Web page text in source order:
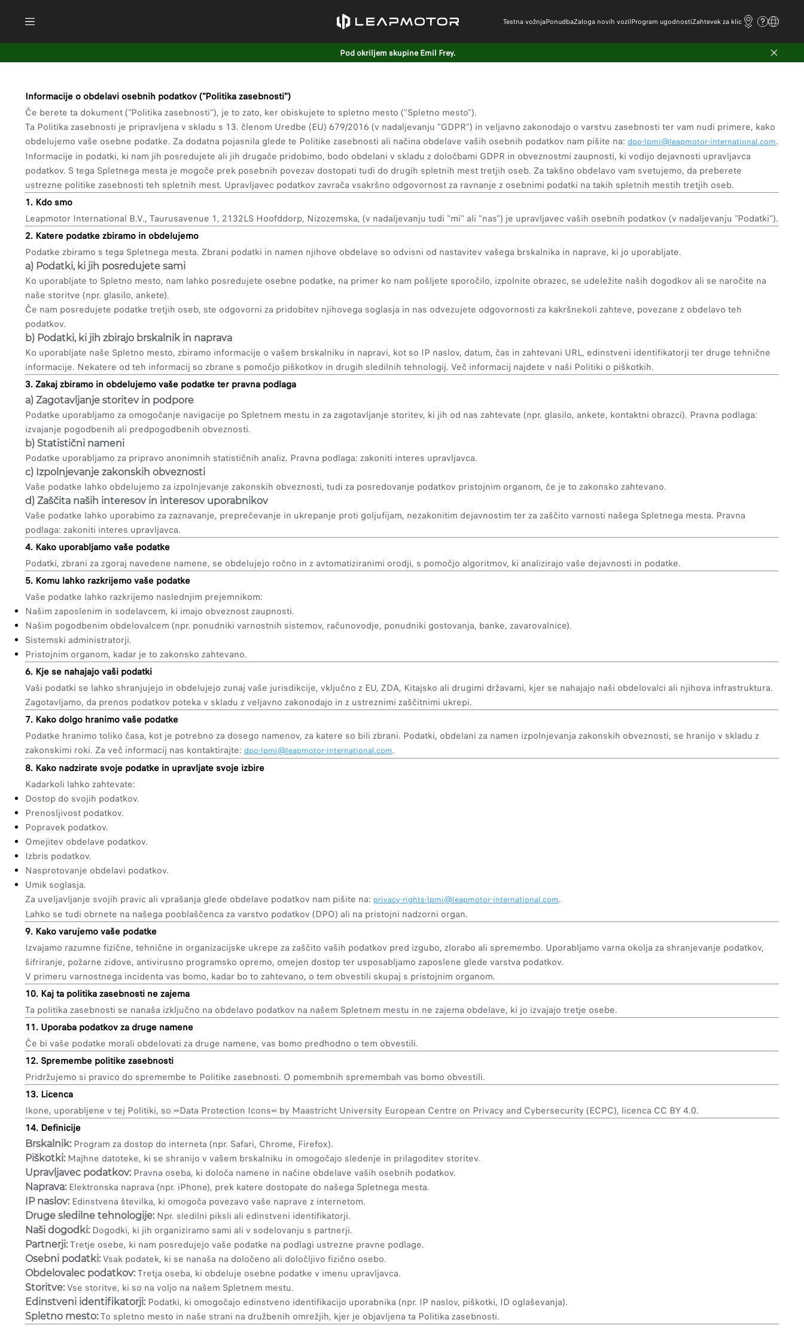
Testna vožnjaPonudbaZaloga novih vozilProgram ugodnostiZahtevek za klic
Pod okriljem skupine Emil Frey.
Informacije o obdelavi osebnih podatkov ("Politika zasebnosti")
Če berete ta dokument ("Politika zasebnosti"), je to zato, ker obiskujete to spletno mesto ("Spletno mesto").
Ta Politika zasebnosti je pripravljena v skladu s 13. členom Uredbe (EU) 679/2016 (v nadaljevanju "GDPR") in veljavno zakonodajo o varstvu zasebnosti ter vam nudi primere, kako
obdelujemo vaše osebne podatke. Za dodatna pojasnila glede te Politike zasebnosti ali načina obdelave vaših osebnih podatkov nam pišite na: dpo-lpmi@leapmotor-international.com.
Informacije in podatki, ki nam jih posredujete ali jih drugače pridobimo, bodo obdelani v skladu z določbami GDPR in obveznostmi zaupnosti, ki vodijo dejavnosti upravljavca
podatkov. S tega Spletnega mesta je mogoče prek posebnih povezav dostopati tudi do drugih spletnih mest tretjih oseb. Za takšno obdelavo vam svetujemo, da preberete
ustrezne politike zasebnosti teh spletnih mest. Upravljavec podatkov zavrača vsakršno odgovornost za ravnanje z osebnimi podatki na takih spletnih mestih tretjih oseb.
1. Kdo smo
Leapmotor International B.V., Taurusavenue 1, 2132LS Hoofddorp, Nizozemska, (v nadaljevanju tudi "mi" ali "nas") je upravljavec vaših osebnih podatkov (v nadaljevanju "Podatki").
2. Katere podatke zbiramo in obdelujemo
Podatke zbiramo s tega Spletnega mesta. Zbrani podatki in namen njihove obdelave so odvisni od nastavitev vašega brskalnika in naprave, ki jo uporabljate.
a) Podatki, ki jih posredujete sami
Ko uporabljate to Spletno mesto, nam lahko posredujete osebne podatke, na primer ko nam pošljete sporočilo, izpolnite obrazec, se udeležite naših dogodkov ali se naročite na
naše storitve (npr. glasilo, ankete).
Če nam posredujete podatke tretjih oseb, ste odgovorni za pridobitev njihovega soglasja in nas odvezujete odgovornosti za kakršnekoli zahteve, povezane z obdelavo teh
podatkov.
b) Podatki, ki jih zbirajo brskalnik in naprava
Ko uporabljate naše Spletno mesto, zbiramo informacije o vašem brskalniku in napravi, kot so IP naslov, datum, čas in zahtevani URL, edinstveni identifikatorji ter druge tehnične
informacije. Nekatere od teh informacij so zbrane s pomočjo piškotkov in drugih sledilnih tehnologij. Več informacij najdete v naši Politiki o piškotkih.
3. Zakaj zbiramo in obdelujemo vaše podatke ter pravna podlaga
a) Zagotavljanje storitev in podpore
Podatke uporabljamo za omogočanje navigacije po Spletnem mestu in za zagotavljanje storitev, ki jih od nas zahtevate (npr. glasilo, ankete, kontaktni obrazci). Pravna podlaga:
izvajanje pogodbenih ali predpogodbenih obveznosti.
b) Statistični nameni
Podatke uporabljamo za pripravo anonimnih statističnih analiz. Pravna podlaga: zakoniti interes upravljavca.
c) Izpolnjevanje zakonskih obveznosti
Vaše podatke lahko obdelujemo za izpolnjevanje zakonskih obveznosti, tudi za posredovanje podatkov pristojnim organom, če je to zakonsko zahtevano.
d) Zaščita naših interesov in interesov uporabnikov
Vaše podatke lahko uporabimo za zaznavanje, preprečevanje in ukrepanje proti goljufijam, nezakonitim dejavnostim ter za zaščito varnosti našega Spletnega mesta. Pravna
podlaga: zakoniti interes upravljavca.
4. Kako uporabljamo vaše podatke
Podatki, zbrani za zgoraj navedene namene, se obdelujejo ročno in z avtomatiziranimi orodji, s pomočjo algoritmov, ki analizirajo vaše dejavnosti in podatke.
5. Komu lahko razkrijemo vaše podatke
Vaše podatke lahko razkrijemo naslednjim prejemnikom:
Našim zaposlenim in sodelavcem, ki imajo obveznost zaupnosti.
Našim pogodbenim obdelovalcem (npr. ponudniki varnostnih sistemov, računovodje, ponudniki gostovanja, banke, zavarovalnice).
Sistemski administratorji.
Pristojnim organom, kadar je to zakonsko zahtevano.
6. Kje se nahajajo vaši podatki
Vaši podatki se lahko shranjujejo in obdelujejo zunaj vaše jurisdikcije, vključno z EU, ZDA, Kitajsko ali drugimi državami, kjer se nahajajo naši obdelovalci ali njihova infrastruktura.
Zagotavljamo, da prenos podatkov poteka v skladu z veljavno zakonodajo in z ustreznimi zaščitnimi ukrepi.
7. Kako dolgo hranimo vaše podatke
Podatke hranimo toliko časa, kot je potrebno za dosego namenov, za katere so bili zbrani. Podatki, obdelani za namen izpolnjevanja zakonskih obveznosti, se hranijo v skladu z
zakonskimi roki. Za več informacij nas kontaktirajte: dpo-lpmi@leapmotor-international.com.
8. Kako nadzirate svoje podatke in upravljate svoje izbire
Kadarkoli lahko zahtevate:
Dostop do svojih podatkov.
Prenosljivost podatkov.
Popravek podatkov.
Omejitev obdelave podatkov.
Izbris podatkov.
Nasprotovanje obdelavi podatkov.
Umik soglasja.
Za uveljavljanje svojih pravic ali vprašanja glede obdelave podatkov nam pišite na: privacy-rights-lpmi@leapmotor-international.com.
Lahko se tudi obrnete na našega pooblaščenca za varstvo podatkov (DPO) ali na pristojni nadzorni organ.
9. Kako varujemo vaše podatke
Izvajamo razumne fizične, tehnične in organizacijske ukrepe za zaščito vaših podatkov pred izgubo, zlorabo ali spremembo. Uporabljamo varna okolja za shranjevanje podatkov,
šifriranje, požarne zidove, antivirusno programsko opremo, omejen dostop ter usposabljamo zaposlene glede varstva podatkov.
V primeru varnostnega incidenta vas bomo, kadar bo to zahtevano, o tem obvestili skupaj s pristojnim organom.
10. Kaj ta politika zasebnosti ne zajema
Ta politika zasebnosti se nanaša izključno na obdelavo podatkov na našem Spletnem mestu in ne zajema obdelave, ki jo izvajajo tretje osebe.
11. Uporaba podatkov za druge namene
Če bi vaše podatke morali obdelovati za druge namene, vas bomo predhodno o tem obvestili.
12. Spremembe politike zasebnosti
Pridržujemo si pravico do spremembe te Politike zasebnosti. O pomembnih spremembah vas bomo obvestili.
13. Licenca
Ikone, uporabljene v tej Politiki, so »Data Protection Icons« by Maastricht University European Centre on Privacy and Cybersecurity (ECPC), licenca CC BY 4.0.
14. Definicije
Brskalnik:Program za dostop do interneta (npr. Safari, Chrome, Firefox).
Piškotki:Majhne datoteke, ki se shranijo v vašem brskalniku in omogočajo sledenje in prilagoditev storitev.
Upravljavec podatkov:Pravna oseba, ki določa namene in načine obdelave vaših osebnih podatkov.
Naprava:Elektronska naprava (npr. iPhone), prek katere dostopate do našega Spletnega mesta.
IP naslov:Edinstvena številka, ki omogoča povezavo vaše naprave z internetom.
Druge sledilne tehnologije:Npr. sledilni piksli ali edinstveni identifikatorji.
Naši dogodki:Dogodki, ki jih organiziramo sami ali v sodelovanju s partnerji.
Partnerji:Tretje osebe, ki nam posredujejo vaše podatke na podlagi ustrezne pravne podlage.
Osebni podatki:Vsak podatek, ki se nanaša na določeno ali določljivo fizično osebo.
Obdelovalec podatkov:Tretja oseba, ki obdeluje osebne podatke v imenu upravljavca.
Storitve:Vse storitve, ki so na voljo na našem Spletnem mestu.
Edinstveni identifikatorji:Podatki, ki omogočajo edinstveno identifikacijo uporabnika (npr. IP naslov, piškotki, ID oglaševanja).
Spletno mesto:To spletno mesto in naše strani na družbenih omrežjih, kjer je objavljena ta Politika zasebnosti.